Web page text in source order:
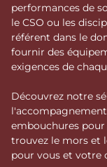
performances de
le CSO ou les
référent dans le
fournir des
exigences de
Découvrez notre
embouchures
trouvez le mors et
pour vous et votre